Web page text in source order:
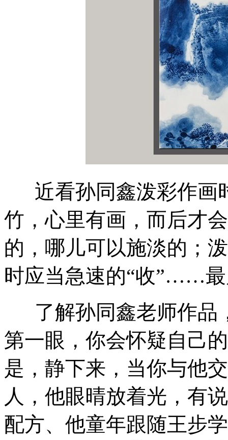
近看孙同鑫泼彩作画
竹，心里有画，而后才
的，哪儿可以施淡的；
时应当急速的“收”……
了解孙同鑫老师作品
第一眼，你会怀疑自己
是，静下来，当你与他
人，他眼晴放着光，有
配方、他童年跟随王步